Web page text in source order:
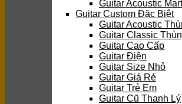
Guitar Acoustic
Guitar Custom Đặc Biệt
Guitar Acoustic
Guitar Classic
Guitar Cao Cấp
Guitar Điện
Guitar Size Nhỏ
Guitar Giá Rẻ
Guitar Trẻ Em
Guitar Cũ Thanh Lý